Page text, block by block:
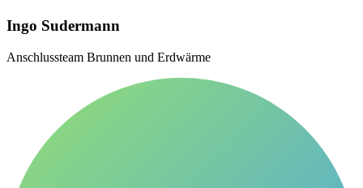
Ingo Sudermann
Anschlussteam Brunnen und Erdwärme